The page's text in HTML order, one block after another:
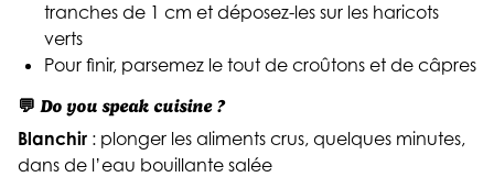
tranches de 1 cm et déposez-les sur les haricots
verts
Pour finir, parsemez le tout de croûtons et de câpres
💬 Do you speak cuisine ?
Blanchir : plonger les aliments crus, quelques minutes,
dans de l’eau bouillante salée